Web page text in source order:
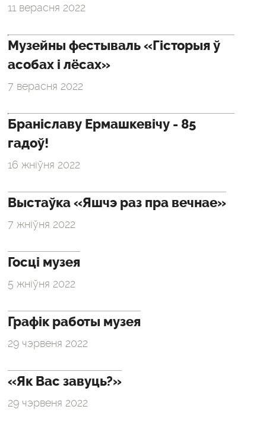
11 верасня 2022
Музейны фестываль «Гісторыя ў
асобах і лёсах»
7 верасня 2022
Браніславу Ермашкевічу - 85
гадоў!
16 жніўня 2022
Выстаўка «Яшчэ раз пра вечнае»
7 жніўня 2022
Госці музея
5 жніўня 2022
Графік работы музея
29 чэрвеня 2022
«Як Вас завуць?»
29 чэрвеня 2022